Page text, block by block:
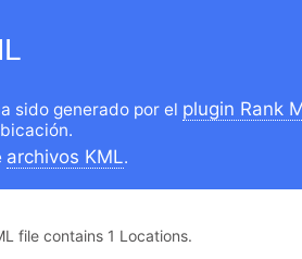
sido generado por el plugin Rank
archivos KML.
file contains 1 Locations.